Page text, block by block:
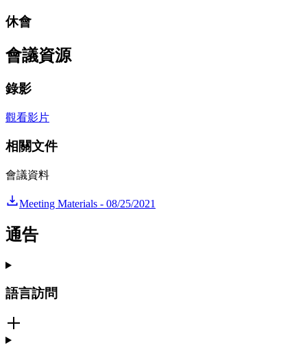
休會
會議資源
錄影
觀看影片
相關文件
會議資料
Meeting Materials - 08/25/2021
通告
語言訪問